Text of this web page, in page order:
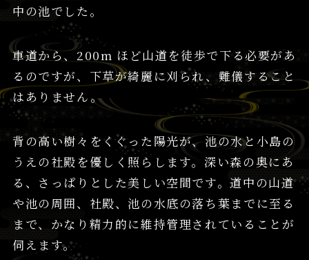
中の池でした。
車道から、200m ほど山道を徒歩で下る必要があ
るのですが、下草が綺麗に刈られ、難儀すること
はありません。
背の高い樹々をくぐった陽光が、池の水と小島の
うえの社殿を優しく照らします。深い森の奥にあ
る、さっぱりとした美しい空間です。道中の山道
や池の周囲、社殿、池の水底の落ち葉までに至る
まで、かなり精力的に維持管理されていることが
伺えます。